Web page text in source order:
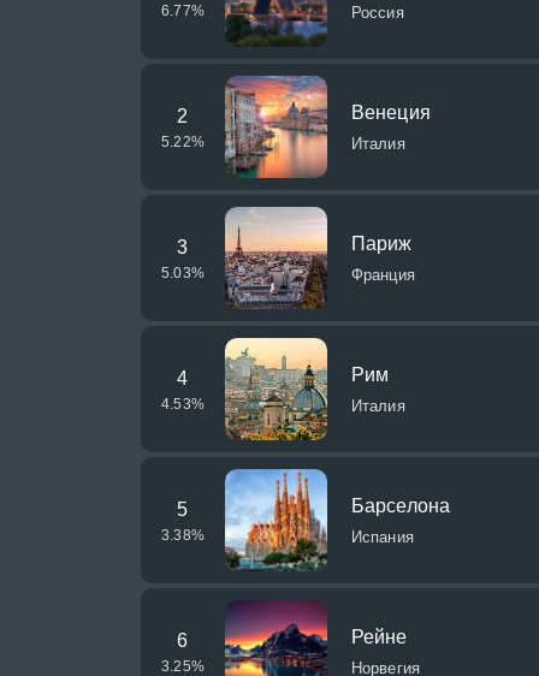
6.77% Россия
2
5.22%
Венеция
Италия
3
5.03%
Париж
Франция
4
4.53%
Рим
Италия
5
3.38%
Барселона
Испания
6
3.25%
Рейне
Норвегия